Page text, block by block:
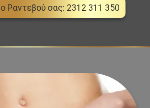
Ραντεβού σας: 2312 311 350